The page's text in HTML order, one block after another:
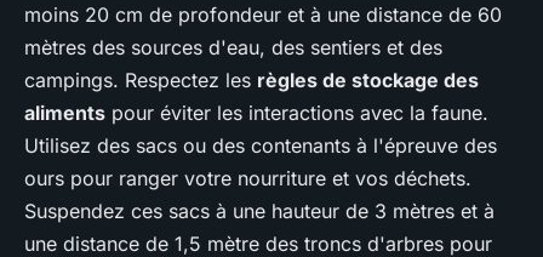
moins 20 cm de profondeur et à une distance de 60
mètres des sources d'eau, des sentiers et des
campings. Respectez les règles de stockage des
aliments pour éviter les interactions avec la faune.
Utilisez des sacs ou des contenants à l'épreuve des
ours pour ranger votre nourriture et vos déchets.
Suspendez ces sacs à une hauteur de 3 mètres et à
une distance de 1,5 mètre des troncs d'arbres pour